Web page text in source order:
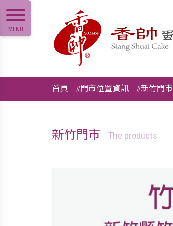
MENU
首頁 門市位置資訊 新竹門市
新竹門市 The products